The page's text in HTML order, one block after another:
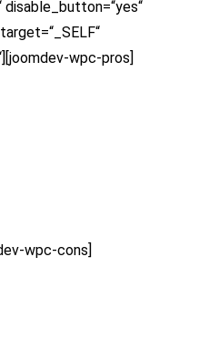
wpc-pros]
wpc-cons]